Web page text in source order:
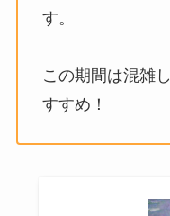
す。
この期間は混雑
すすめ！